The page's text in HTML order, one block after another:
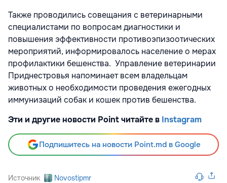
Также проводились совещания с ветеринарными
специалистами по вопросам диагностики и
повышения эффективности противоэпизоотических
мероприятий, информировалось население о мерах
профилактики бешенства. Управление ветеринарии
Приднестровья напоминает всем владельцам
животных о необходимости проведения ежегодных
иммунизаций собак и кошек против бешенства.
Эти и другие новости Point читайте в Instagram
Подпишитесь на новости Point.md в Google
Источник Novostipmr